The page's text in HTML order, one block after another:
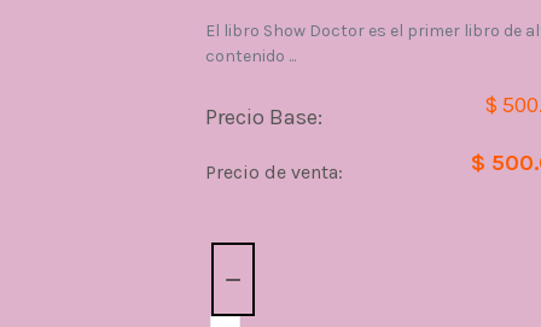
El libro Show Doctor es el primer libro de
contenido ...
Precio Base: $
Precio de venta: $